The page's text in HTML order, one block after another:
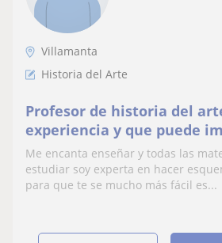
Villamanta
Historia del Arte
Profesor de historia del arte
experiencia y que puede
de historia arte y
Me encanta enseñar y todas las
estudiar soy experta en hacer
para que te se mucho más fácil es...